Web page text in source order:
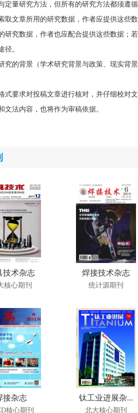
定量研究方法，但所有的研究方法都须遵循
取文章所用的研究数据，作者应提供这些
研究数据，作者也应配合提供这些数据；
径。
究的背景（学术研究背景与政策、现实背
式要求对投稿文章进行核对，并仔细校对
法内容，也将作为审稿依据。
技术杂志
核心期刊
焊接技术杂志
统计源期刊
接杂志
核心期刊
钛工业进展杂...
北大核心期刊